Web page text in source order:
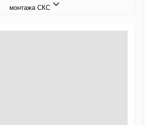
монтажа СКС